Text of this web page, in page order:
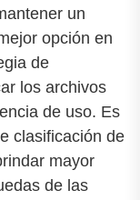
un
opción en
de
los archivos
de uso. Es
clasificación de
mayor
de las